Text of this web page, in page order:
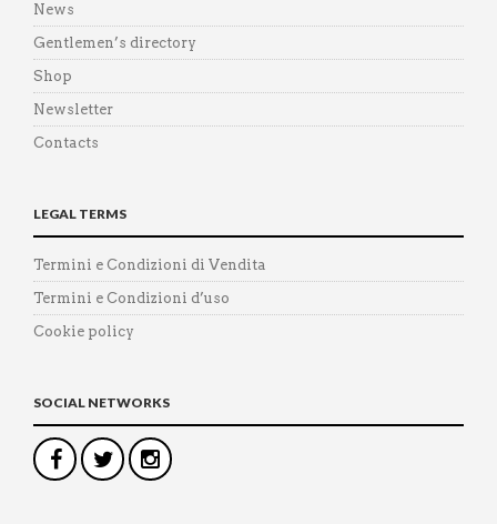
News
Gentlemen’s directory
Shop
Newsletter
Contacts
LEGAL TERMS
Termini e Condizioni di Vendita
Termini e Condizioni d’uso
Cookie policy
SOCIAL NETWORKS